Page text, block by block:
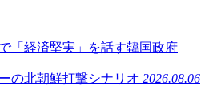
「経済堅実」を話す韓国政府
の北朝鮮打撃シナリオ 2026.08.06